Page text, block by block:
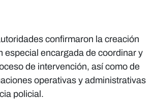
confirmaron la creación
especial encargada de coordinar y
de intervención, así como de
operativas y administrativas
policial.